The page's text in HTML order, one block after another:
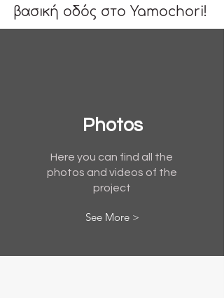
βασική οδός στο Yamochori!
Photos
Here you can find all the
photos and videos of the
project
See More >